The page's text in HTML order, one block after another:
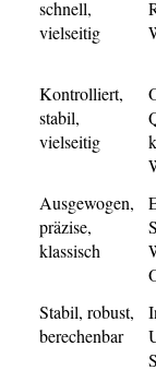
schnell,
vielseitig
Kontrolliert,
stabil,
vielseitig
Ausgewogen,
präzise,
klassisch
Stabil, robust,
berechenbar